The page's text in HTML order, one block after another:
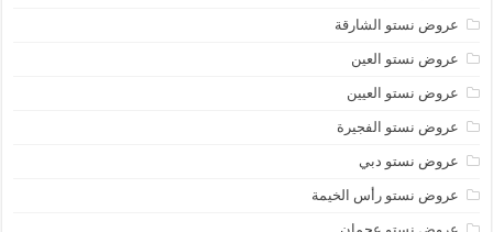
عروض نستو الشارقة
عروض نستو العين
عروض نستو العيين
عروض نستو الفجيرة
عروض نستو دبي
عروض نستو رأس الخيمة